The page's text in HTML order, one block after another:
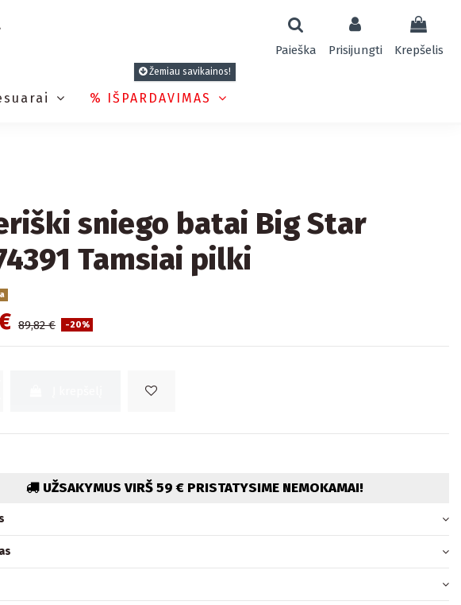
Paieška Prisijungti Krepšelis
% IŠPARDAVIMAS
Žemiau savikainos!
sniego batai Big Star
Tamsiai pilki
89,82 € -20%
UŽSAKYMUS VIRŠ 59 € PRISTATYSIME NEMOKAMAI!